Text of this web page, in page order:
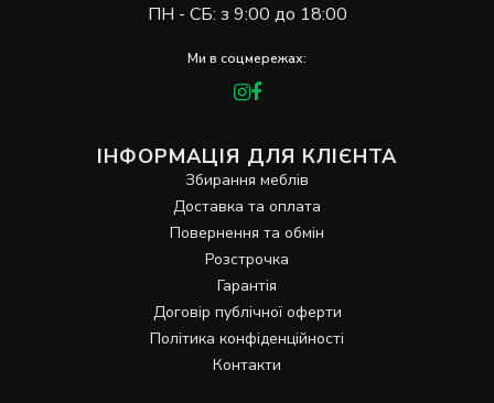
ПН - СБ: з 9:00 до 18:00
Ми в соцмережах:
ІНФОРМАЦІЯ ДЛЯ КЛІЄНТА
Збирання меблів
Доставка та оплата
Повернення та обмін
Розстрочка
Гарантія
Договір публічної оферти
Політика конфіденційності
Контакти